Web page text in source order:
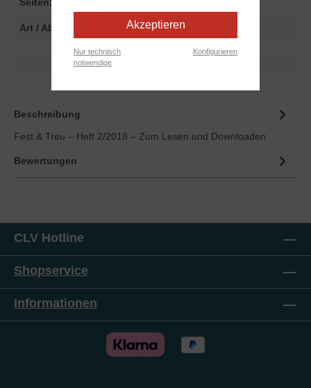
Seiten:
Art / Abmessungen:
Dokumente zum Artikel
Beschreibung
Fest & Treu – Heft 2/2018 – Zum Lesen und Downloaden
Bewertungen
CLV Hotline
Shopservice
Informationen
Akzeptieren
Nur technisch
notwendige
Konfigurieren